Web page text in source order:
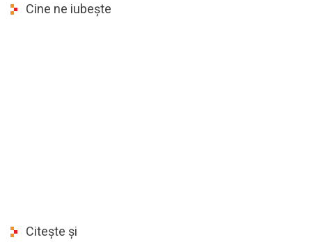
Cine ne iubește
Citește și